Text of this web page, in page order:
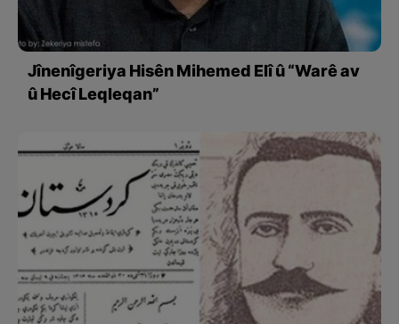
Jînenîgeriya Hisên Mihemed Elî û “Warê av
û Hecî Leqleqan”